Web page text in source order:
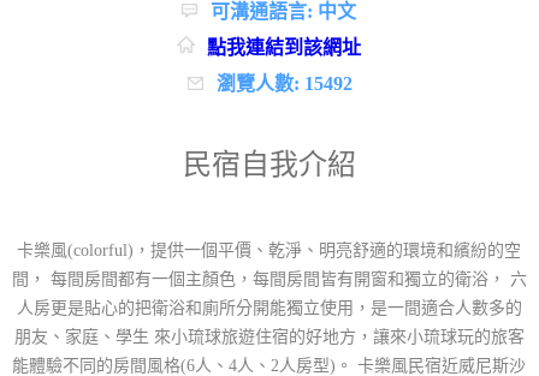
可溝通語言: 中文
點我連結到該網址
瀏覽人數: 15492
民宿自我介紹
卡樂風(colorful)，提供一個平價、乾淨、明亮舒適的環境和繽紛的空
間， 每間房間都有一個主顏色，每間房間皆有開窗和獨立的衛浴， 六
人房更是貼心的把衛浴和廁所分開能獨立使用，是一間適合人數多的
朋友、家庭、學生 來小琉球旅遊住宿的好地方，讓來小琉球玩的旅客
能體驗不同的房間風格(6人、4人、2人房型)。 卡樂風民宿近威尼斯沙